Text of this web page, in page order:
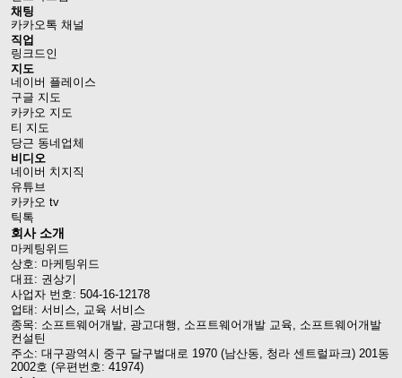
채팅
카카오톡 채널
직업
링크드인
지도
네이버 플레이스
구글 지도
카카오 지도
티 지도
당근 동네업체
비디오
네이버 치지직
유튜브
카카오 tv
틱톡
회사 소개
마케팅위드
상호: 마케팅위드
대표: 권상기
사업자 번호: 504-16-12178
업태: 서비스, 교육 서비스
종목: 소프트웨어개발, 광고대행, 소프트웨어개발 교육, 소프트웨어개발
컨설틴
주소: 대구광역시 중구 달구벌대로 1970 (남산동, 청라 센트럴파크) 201동
2002호 (우편번호: 41974)